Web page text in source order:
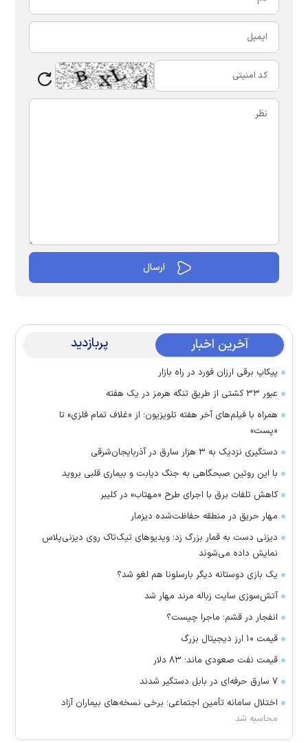
آخرین اخبار پربازدید
پیکاپ برقی ارزان فورد در راه بازار
عبور ۳۳ کشتی از طریق تنگه هرمز در یک هفته
همراه با فیلم‌های آخر هفته تلویزیون؛ از «غلاف تمام فلزی» تا
«پست»
دستگیری نزدیک به ۳ هزار سارق در آذربایجان‌شرقی
با این روتین صبحگاهی به جنگ دیابت و بیماری قلبی بروید
کاهش تلفات برق با اجرای طرح «مهتاب» در کلیبر
مهار حریق در منطقه حفاظت‌شده دیزمار
دیزنی دست به قمار بزرگ زد؛ ویدیو‌های تیک‌تاک روی دیزنی‌پلاس
نمایش داده می‌شوند
یک بازی دوستانه دیگر بارسلونا هم لغو شد؟
آتش‌سوزی سایت زباله مرند مهار شد
انفجار در قشم؛ ماجرا چیست؟
قیمت ۱۰ ارز دیجیتال بزرگ
قیمت نفت صعودی ماند؛ ۸۳ دلار
۷ سارق حرفه‌ای در بابل دستگیر شدند
اختلال سامانه تأمین اجتماعی؛ برخی نسخه‌های بیماران آزاد
محاسبه شد